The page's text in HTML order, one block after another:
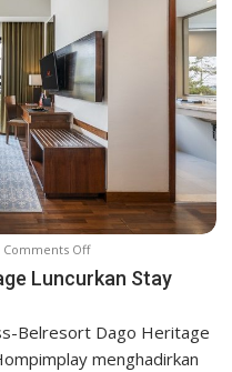
e
o
t
g
o
e
i
t
Comments Offo
n
Luncurkan Stay
Belresort Dago Heritage
menghadirkan